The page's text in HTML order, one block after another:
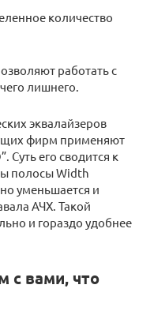
количество
работать с
лишнего.
эквалайзеров
фирм применяют
Суть его сводится к
полосы Width
уменьшается и
АЧХ. Такой
и гораздо удобнее
с вами, что